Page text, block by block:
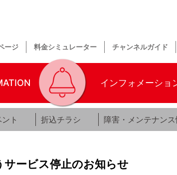
ージ 料金シミュレーター チャンネルガイド
インフォメーショ
ト 折込チラシ 障害・メンテナン
サービス停止のお知らせ